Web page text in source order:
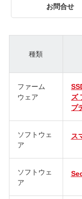
お問合せ
種類
ファーム
ウェア
ズ
プ
ソフトウェ
ア
ス
ソフトウェ
ア